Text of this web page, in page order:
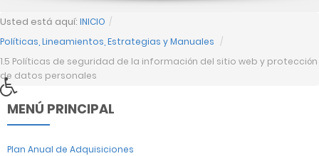
Usted está aquí: INICIO /
Políticas, Lineamientos, Estrategias y Manuales /
1.5 Políticas de seguridad de la información del sitio web y protección
de datos personales
MENÚ PRINCIPAL
Plan Anual de Adquisiciones